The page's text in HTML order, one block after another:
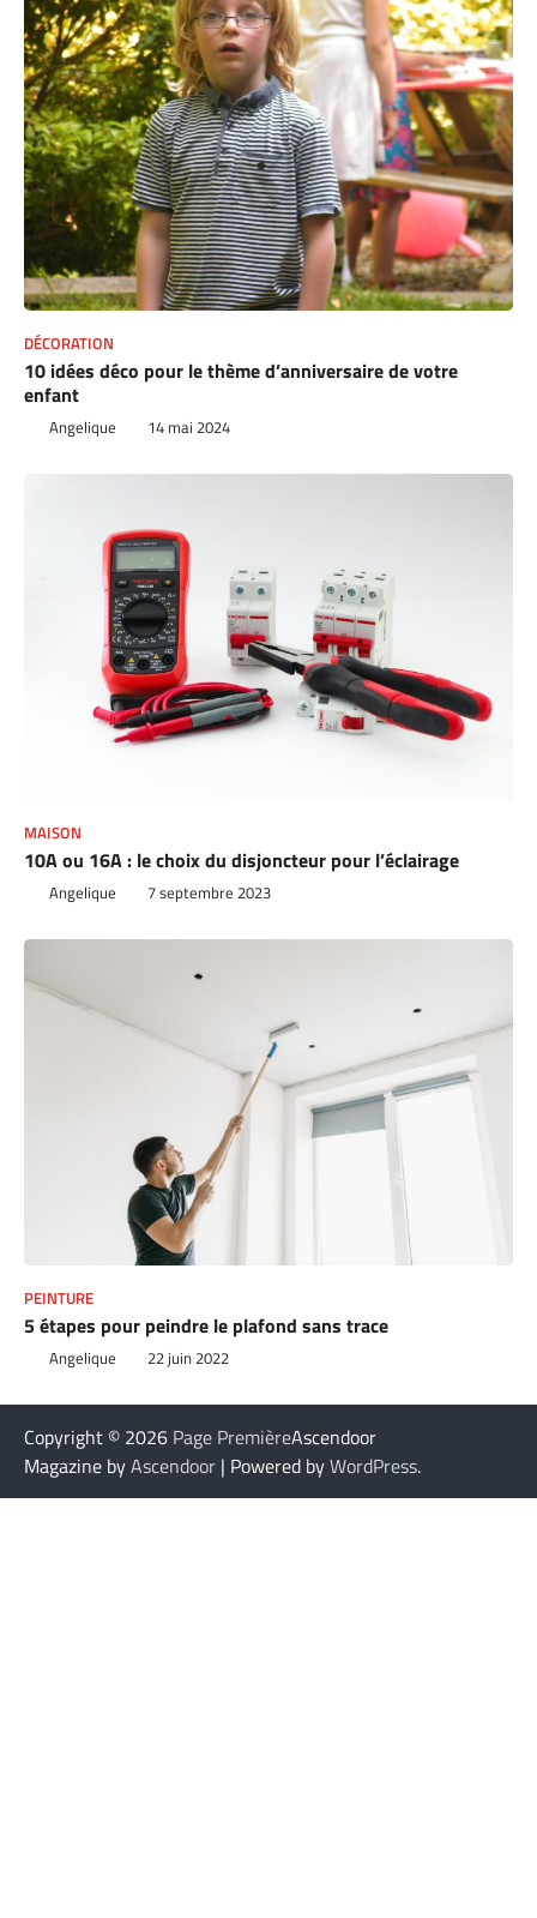
DÉCORATION
10 idées déco pour le thème d’anniversaire de votre
enfant
Angelique 14 mai 2024
MAISON
10A ou 16A : le choix du disjoncteur pour l’éclairage
Angelique 7 septembre 2023
PEINTURE
5 étapes pour peindre le plafond sans trace
Angelique 22 juin 2022
Copyright © 2026 Page PremièreAscendoor
Magazine byAscendoor | Powered byWordPress.